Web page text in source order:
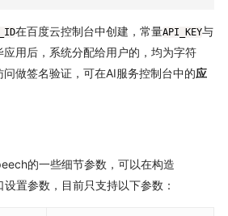
在百度云控制台中创建，常量API_KEY与
应用后，系统分配给用户的，均为字符
做签名验证，可在AI服务控制台中的应
的一些细节参数，可以在构造
置参数，目前只支持以下参数：